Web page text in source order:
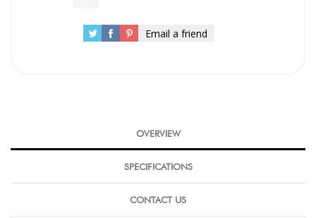
Email a friend
OVERVIEW
SPECIFICATIONS
CONTACT US